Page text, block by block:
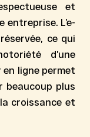
et
entreprise. L’e-
ce qui
d’une
en ligne permet
beaucoup plus
croissance et